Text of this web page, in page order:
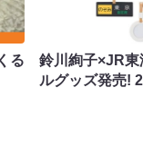
る
鈴川絢子×JR
ルグッズ発売!